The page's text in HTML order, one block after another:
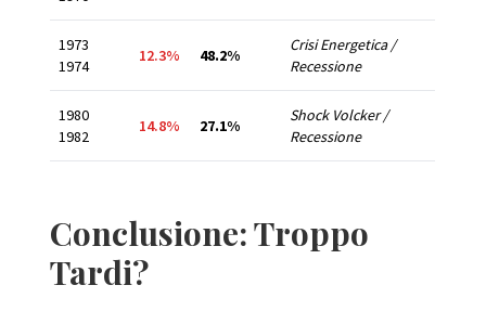
1973
1974
12.3% 48.2%
Crisi Energetica /
Recessione
1980
1982
14.8% 27.1%
Shock Volcker /
Recessione
Conclusione: Troppo
Tardi?